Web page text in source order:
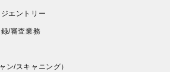
エントリー
/審査業務
ン/スキャニング）